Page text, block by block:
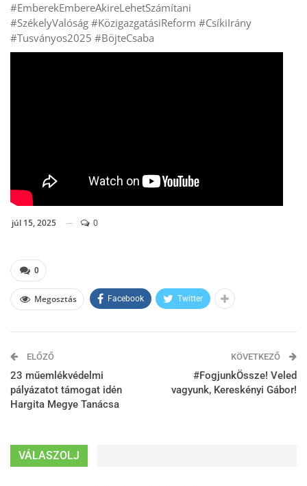
#EmberekEmbereAkireLehetSzámítani
#SzékelyValóság #KözigazgatásiReform #CsíkiIrány
#Tusványos2025 #BöjteCsaba
júl 15, 2025 0
0
Megosztás Facebook Twitter
ELŐZŐ
23 műemlékvédelmi
pályázatot támogat idén
Hargita Megye Tanácsa
KÖVETKEZŐ
#FogjunkÖssze! Veled
vagyunk, Kereskényi Gábor!
VÁLASZOLJ